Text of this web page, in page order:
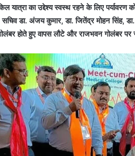
यात्रा का उद्देश्य स्वस्थ रहने के लिए
डा. अंजय कुमार, डा. जितेंद्र मोहन सिंह,
होते हुए वापस लौटे और राजभवन गोलंबर पर